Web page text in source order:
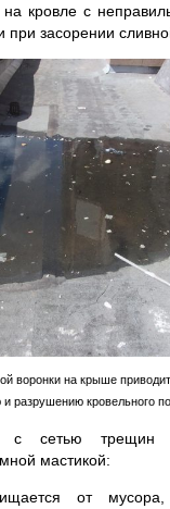
кровле с
при засорении
воронки на крыше
разрушению кровельного
с сетью трещин
мастикой:
от мусора,